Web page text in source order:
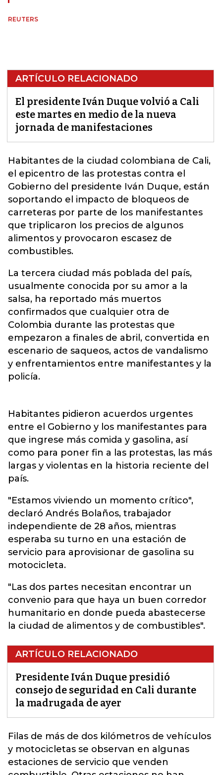
REUTERS
ARTÍCULO RELACIONADO
El presidente Iván Duque volvió a Cali
este martes en medio de la nueva
jornada de manifestaciones
Habitantes de la ciudad colombiana de Cali,
el epicentro de las protestas contra el
Gobierno del presidente Iván Duque, están
soportando el impacto de bloqueos de
carreteras por parte de los manifestantes
que triplicaron los precios de algunos
alimentos y provocaron escasez de
combustibles.
La tercera ciudad más poblada del país,
usualmente conocida por su amor a la
salsa, ha reportado más muertos
confirmados que cualquier otra de
Colombia durante las protestas que
empezaron a finales de abril, convertida en
escenario de saqueos, actos de vandalismo
y enfrentamientos entre manifestantes y la
policía.
Habitantes pidieron acuerdos urgentes
entre el Gobierno y los manifestantes para
que ingrese más comida y gasolina, así
como para poner fin a las protestas, las más
largas y violentas en la historia reciente del
país.
"Estamos viviendo un momento crítico",
declaró Andrés Bolaños, trabajador
independiente de 28 años, mientras
esperaba su turno en una estación de
servicio para aprovisionar de gasolina su
motocicleta.
"Las dos partes necesitan encontrar un
convenio para que haya un buen corredor
humanitario en donde pueda abastecerse
la ciudad de alimentos y de combustibles".
ARTÍCULO RELACIONADO
Presidente Iván Duque presidió
consejo de seguridad en Cali durante
la madrugada de ayer
Filas de más de dos kilómetros de vehículos
y motocicletas se observan en algunas
estaciones de servicio que venden